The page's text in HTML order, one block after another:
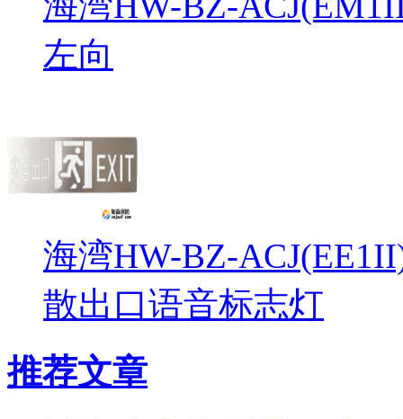
左向
海湾HW-BZ-
散出口语音标志灯
推荐文章